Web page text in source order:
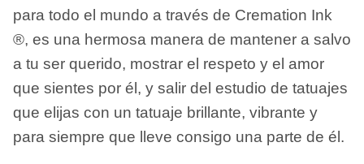
para todo el mundo a través de Cremation Ink
®, es una hermosa manera de mantener a salvo
a tu ser querido, mostrar el respeto y el amor
que sientes por él, y salir del estudio de tatuajes
que elijas con un tatuaje brillante, vibrante y
para siempre que lleve consigo una parte de él.